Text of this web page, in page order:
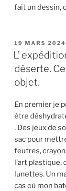
fait un dessin,
PUBLIÉ
LE
19 MARS 2024
L’
déserte.
objet.
En premier je
être
. Des jeux de
sac pour
feutres,
l’art
lunettes. Un
cas où mon